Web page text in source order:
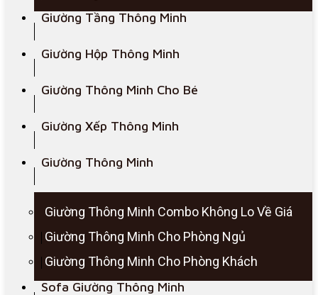
Giường Tầng Thông Minh
Giường Hộp Thông Minh
Giường Thông Minh Cho Bé
Giường Xếp Thông Minh
Giường Thông Minh
Giường Thông Minh Combo Không Lo Về Giá
Giường Thông Minh Cho Phòng Ngủ
Giường Thông Minh Cho Phòng Khách
Sofa Giường Thông Minh